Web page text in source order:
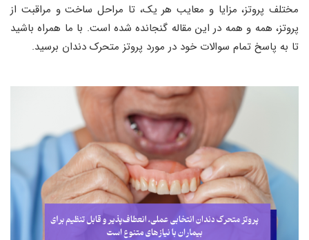
مختلف پروتز، مزایا و معایب هر یک، تا مراحل ساخت و مراقبت از
پروتز، همه و همه در این مقاله گنجانده شده است. با ما همراه باشید
تا به پاسخ تمام سوالات خود در مورد پروتز متحرک دندان برسید.